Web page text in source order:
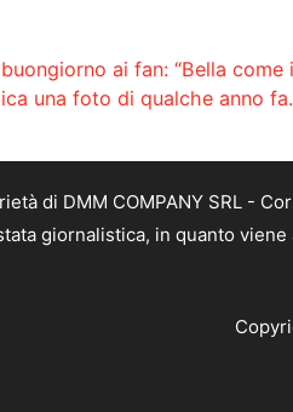
ai fan: “Bella come
una foto di qualche anno
di DMM COMPANY SRL -
giornalistica, in quanto